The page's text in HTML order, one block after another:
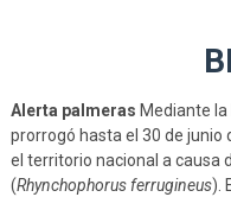
Alerta palmeras Mediante
prorrogó hasta el 30 de
el territorio nacional a causa
(Rhynchophorus ferrugineus).